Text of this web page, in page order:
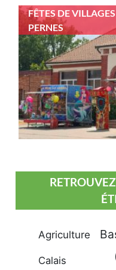
FÊTES DE
PERNES
Agriculture
Calais